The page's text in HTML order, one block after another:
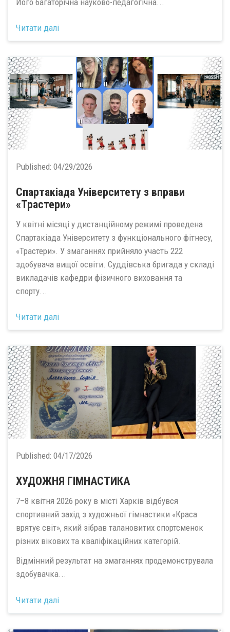
Читати далі
Published: 04/29/2026
Спартакіада Університету з вправи
«Трастери»
У квітні місяці у дистанційному режимі проведена
Спартакіада Університету з функціонального фітнесу,
«Трастери». У змаганнях прийняло участь 222
здобувача вищої освіти. Суддівська бригада у складі
викладачів кафедри фізичного виховання та
спорту...
Читати далі
Published: 04/17/2026
ХУДОЖНЯ ГІМНАСТИКА
7–8 квітня 2026 року в місті Харків відбувся
спортивний захід з художньої гімнастики «Краса
врятує світ», який зібрав талановитих спортсменок
різних вікових та кваліфікаційних категорій.
Відмінний результат на змаганнях продемонструвала
здобувачка...
Читати далі